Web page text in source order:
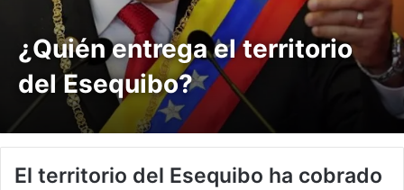
¿Quién entrega el territorio
del Esequibo?
El territorio del Esequibo ha cobrado